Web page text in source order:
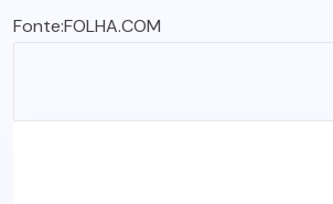
Fonte:FOLHA.COM